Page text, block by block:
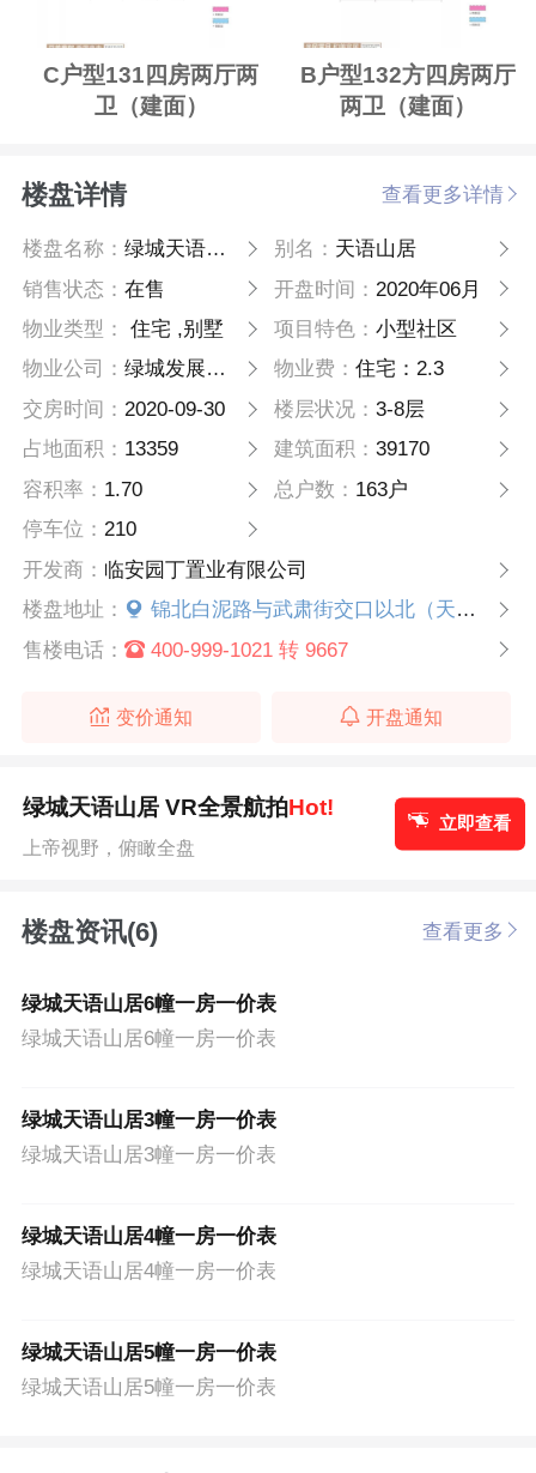
C户型131四房两厅两
卫（建面）
B户型132方四房两厅
两卫（建面）
楼盘详情 查看更多详情
楼盘名称：绿城天语山居 别名： 天语山居
销售状态：在售 开盘时间： 2020年06月
物业类型：
住宅 ,别墅 项目特色： 小型社区
物业公司：绿城发展物业 物业费： 住宅：2.3
交房时间：2020-09-30 楼层状况： 3-8层
占地面积： 13359 建筑面积： 39170
容积率： 1.70 总户数： 163户
停车位：210
开发商： 临安园丁置业有限公司
楼盘地址：
锦北白泥路与武肃街交口以北（天目外国语学校北侧）
售楼电话：
400-999-1021 转 9667
变价通知 开盘通知
绿城天语山居 VR全景航拍Hot!
上帝视野，俯瞰全盘
立即查看
楼盘资讯(6) 查看更多
绿城天语山居6幢一房一价表
绿城天语山居6幢一房一价表
绿城天语山居3幢一房一价表
绿城天语山居3幢一房一价表
绿城天语山居4幢一房一价表
绿城天语山居4幢一房一价表
绿城天语山居5幢一房一价表
绿城天语山居5幢一房一价表